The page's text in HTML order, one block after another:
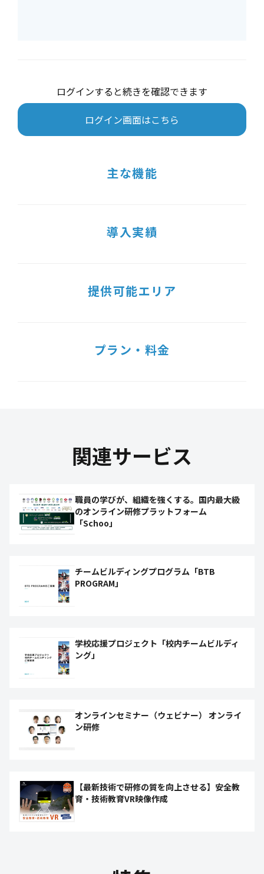
ログインすると続きを確認できます
ログイン画面はこちら
主な機能
導入実績
提供可能エリア
プラン・料金
関連サービス
職員の学びが、組織を強くする。国内最大級
のオンライン研修プラットフォーム
「Schoo」
チームビルディングプログラム「BTB
PROGRAM」
学校応援プロジェクト「校内チームビルディ
ング」
オンラインセミナー（ウェビナー） オンライ
ン研修
【最新技術で研修の質を向上させる】安全教
育・技術教育VR映像作成